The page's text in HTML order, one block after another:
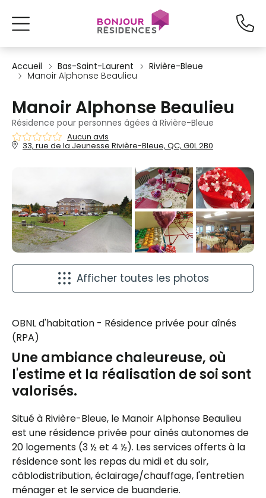
Accueil Bas-Saint-Laurent
Rivière-Bleue
Manoir Alphonse Beaulieu
Manoir Alphonse Beaulieu
Résidence pour personnes âgées à Rivière-Bleue
Aucun avis
33, rue de la Jeunesse Rivière-Bleue, QC, G0L 2B0
Afficher toutes les photos
OBNL d'habitation - Résidence privée pour aînés
(RPA)
Une ambiance chaleureuse, où
l'estime et la réalisation de soi sont
valorisés.
Situé à Rivière-Bleue, le Manoir Alphonse Beaulieu
est une résidence privée pour aînés autonomes de
20 logements (3 ½ et 4 ½). Les services offerts à la
résidence sont les repas du midi et du soir,
câblodistribution, éclairage/chauffage, l'entretien
ménager et le service de buanderie.